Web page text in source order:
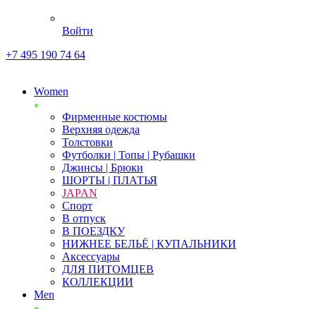
Войти
+7 495 190 74 64
Women
Фирменные костюмы
Верхняя одежда
Толстовки
Футболки | Топы | Рубашки
Джинсы | Брюки
ШОРТЫ | ПЛАТЬЯ
JAPAN
Спорт
В отпуск
В ПОЕЗДКУ
НИЖНЕЕ БЕЛЬЁ | КУПАЛЬНИКИ
Аксессуары
ДЛЯ ПИТОМЦЕВ
КОЛЛЕКЦИИ
Men